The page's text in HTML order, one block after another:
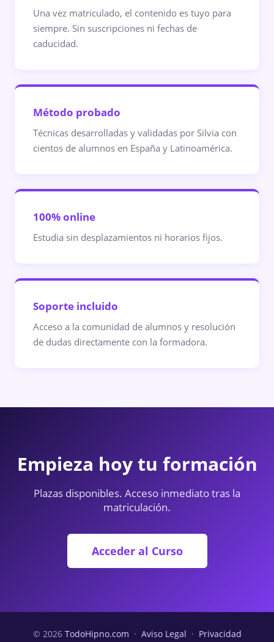
Una vez matriculado, el contenido es tuyo para
siempre. Sin suscripciones ni fechas de
caducidad.
Método probado
Técnicas desarrolladas y validadas por Silvia con
cientos de alumnos en España y Latinoamérica.
100% online
Estudia sin desplazamientos ni horarios fijos.
Soporte incluido
Acceso a la comunidad de alumnos y resolución
de dudas directamente con la formadora.
Empieza hoy tu formación
Plazas disponibles. Acceso inmediato tras la
matriculación.
Acceder al Curso
© 2026 TodoHipno.com · Aviso Legal · Privacidad